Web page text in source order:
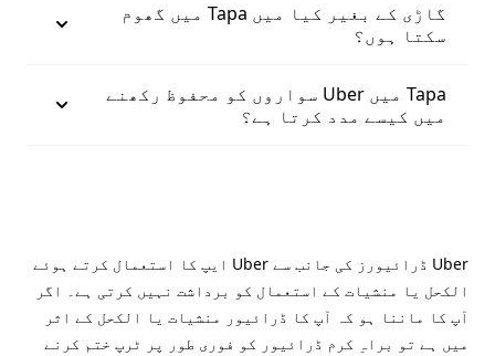
گاڑی کے بغیر کیا میں Tapa میں گھوم
سکتا ہوں؟
Tapa میں Uber سواروں کو محفوظ رکھنے
میں کیسے مدد کرتا ہے؟
Uber ڈرائیورز کی جانب سے Uber ایپ کا استعمال کرتے ہوئے
الکحل یا منشیات کے استعمال کو برداشت نہیں کرتی ہے۔ اگر
آپ کا ماننا ہو کہ آپ کا ڈرائیور منشیات یا الکحل کے اثر
میں ہے تو براہِ کرم ڈرائیور کو فوری طور پر ٹرپ ختم کرنے